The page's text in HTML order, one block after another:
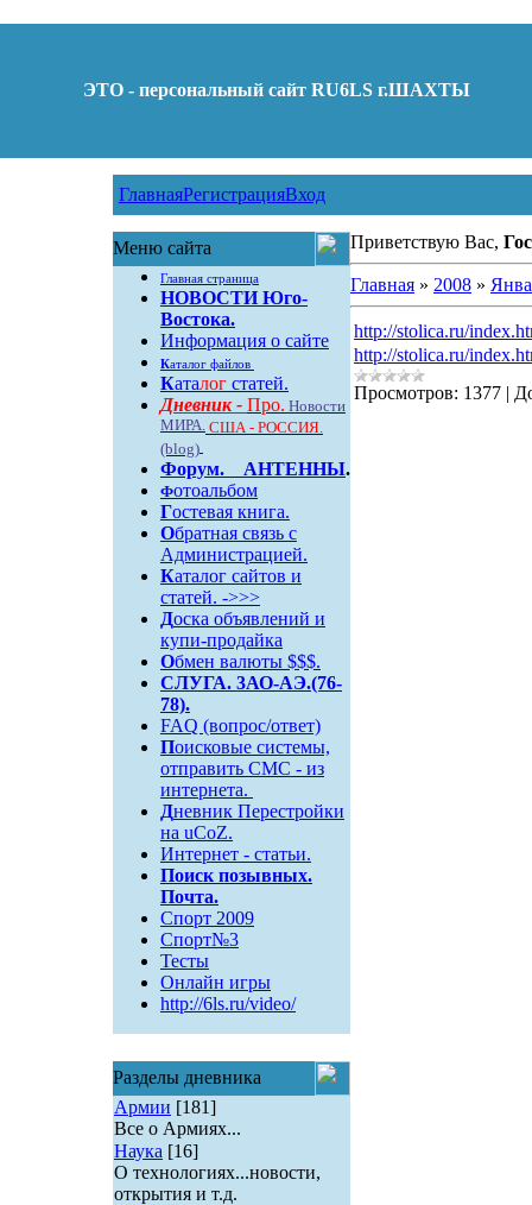
ЭТО - персональный сайт RU6LS г.ШАХТЫ
ГлавнаяРегистрацияВход
Меню сайта
Главная страница
НОВОСТИ Юго-
Востока.
Информация о сайте
Каталог файлов
Каталогстатей.
Дневник - Про. Новости
МИРА.США - РОССИЯ.
(blog)
Форум. АНТЕННЫ.
Фотоальбом
Гостевая книга.
Обратная связь c
Администрацией.
Каталог сайтов и
статей. ->>>
Доска объявлений и
купи-продайка
Обмен валюты $$$.
СЛУГА. 3АО-АЭ.(76-
78).
FAQ (вопрос/ответ)
Поисковые системы,
отправить СМС - из
интернета.
Дневник Перестройки
на uCoZ.
Интернет - статьи.
Поиск позывных.
Почта.
Спорт 2009
Спорт№3
Тесты
Онлайн игры
http://6ls.ru/video/
Разделы дневника
Армии [181]
Все о Армиях...
Наука [16]
О технологиях...новости,
открытия и т.д.
Приветствую Вас,
Главная» 2008 »
http://stolica.ru/
http://stolica.ru/
Просмотров: 1377 |